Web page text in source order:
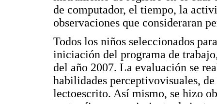
de computador, el tiempo, la
observaciones que consideraran
Todos los niños seleccionados
iniciación del programa de
del año 2007. La evaluación se
habilidades perceptivovisuales,
lectoescrito. Así mismo, se hizo